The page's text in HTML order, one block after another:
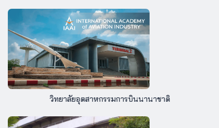
วิทยาลัยอุตสาหกรรมการบินนานาชาติ